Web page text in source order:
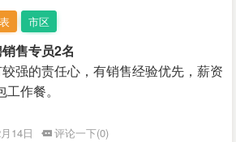
市区
售专员2名
强的责任心，有销售经验优先，薪资
作餐。
14日
评论一下(0)